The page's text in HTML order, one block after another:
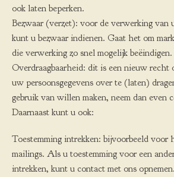
ook laten beperken.
Bezwaar (verzet): voor de verwerking van
kunt u bezwaar indienen. Gaat het om
die verwerking zo snel mogelijk beëindigen.
Overdraagbaarheid: dit is een nieuw
uw persoonsgegevens over te (laten)
gebruik van willen maken, neem dan even
Daarnaast kunt u ook:
Toestemming intrekken: bijvoorbeeld voor
mailings. Als u toestemming voor een
intrekken, kunt u contact met ons